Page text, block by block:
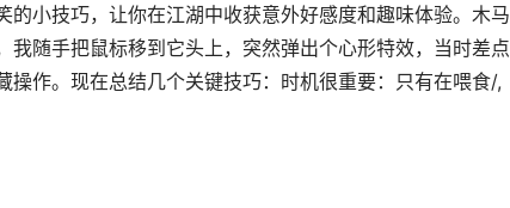
小技巧，让你在江湖中收获意外好感度和趣味体验。木马
随手把鼠标移到它头上，突然弹出个心形特效，当时差点
作。现在总结几个关键技巧：时机很重要：只有在喂食/,